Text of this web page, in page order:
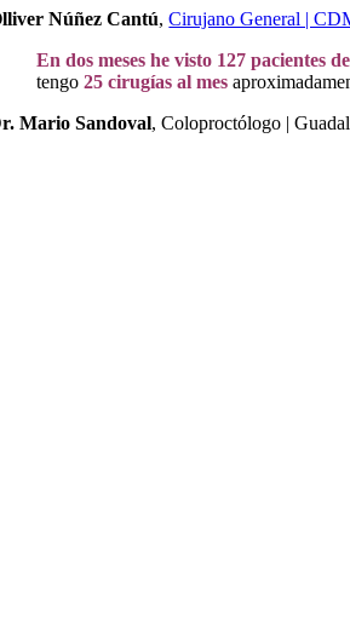
Núñez Cantú,Cirujano General |
En dos meses he visto 127 pacientes
tengo25 cirugías al mes
Mario Sandoval,Coloproctólogo |